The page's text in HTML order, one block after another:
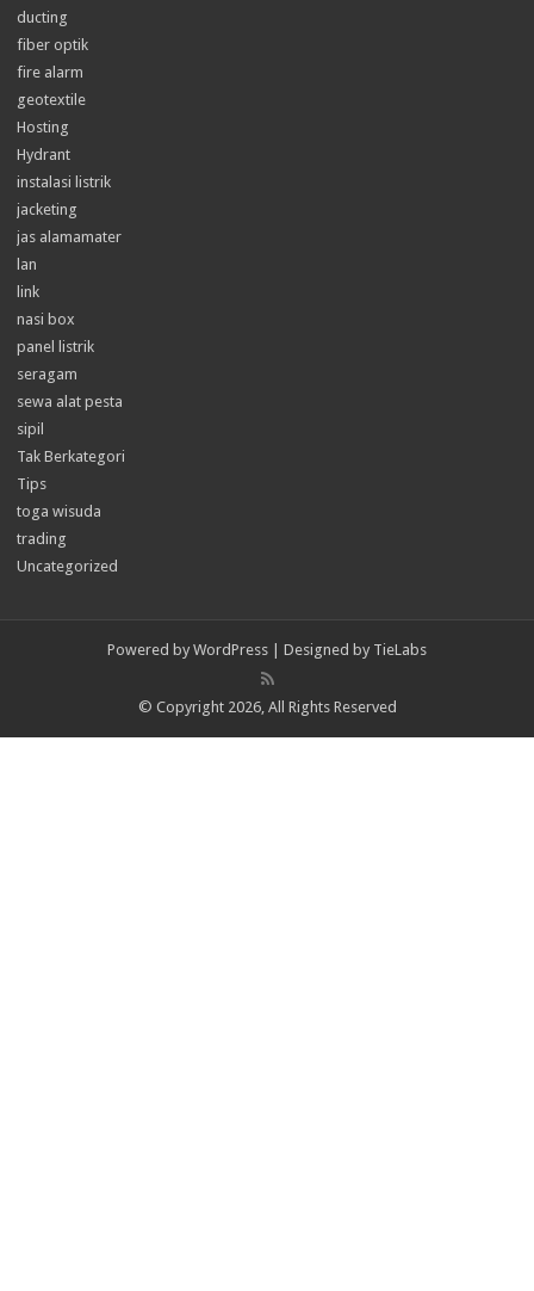
ducting
fiber optik
fire alarm
geotextile
Hosting
Hydrant
instalasi listrik
jacketing
jas alamamater
lan
link
nasi box
panel listrik
seragam
sewa alat pesta
sipil
Tak Berkategori
Tips
toga wisuda
trading
Uncategorized
Powered by WordPress | Designed by TieLabs
© Copyright 2026, All Rights Reserved